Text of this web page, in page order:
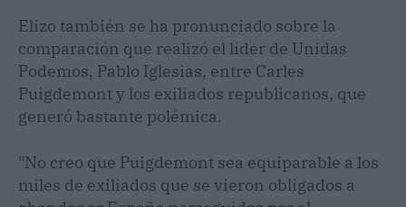
Elizo también se ha pronunciado sobre la
comparación que realizó el líder de Unidas
Podemos, Pablo Iglesias, entre Carles
Puigdemont y los exiliados republicanos, que
generó bastante polémica.
"No creo que Puigdemont sea equiparable a los
miles de exiliados que se vieron obligados a